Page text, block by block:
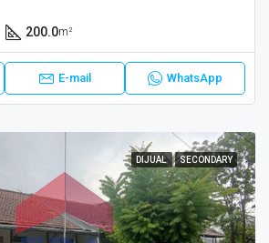
200.0m²
E-mail WhatsApp
DIJUAL SECONDARY